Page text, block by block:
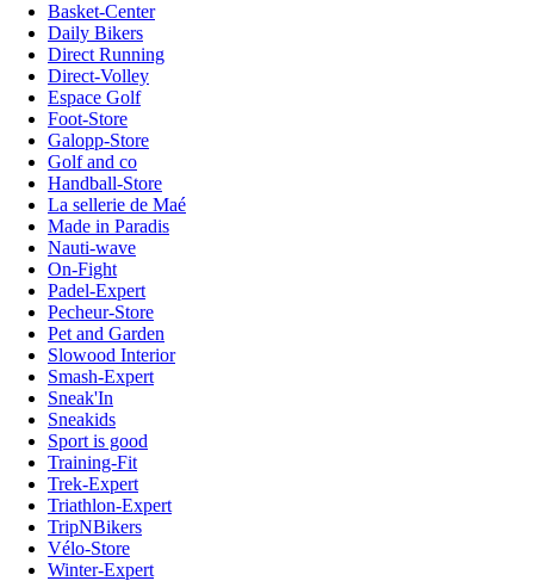
Basket-Center
Daily Bikers
Direct Running
Direct-Volley
Espace Golf
Foot-Store
Galopp-Store
Golf and co
Handball-Store
La sellerie de Maé
Made in Paradis
Nauti-wave
On-Fight
Padel-Expert
Pecheur-Store
Pet and Garden
Slowood Interior
Smash-Expert
Sneak'In
Sneakids
Sport is good
Training-Fit
Trek-Expert
Triathlon-Expert
TripNBikers
Vélo-Store
Winter-Expert